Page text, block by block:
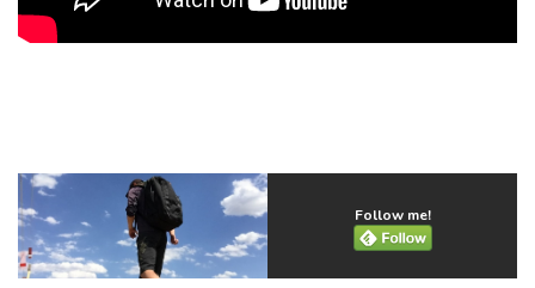
Follow me!